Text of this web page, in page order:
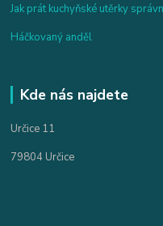
Jak prát kuchyňské utěrky
Háčkovaný anděl
Kde nás najdete
Určice 11
79804 Určice